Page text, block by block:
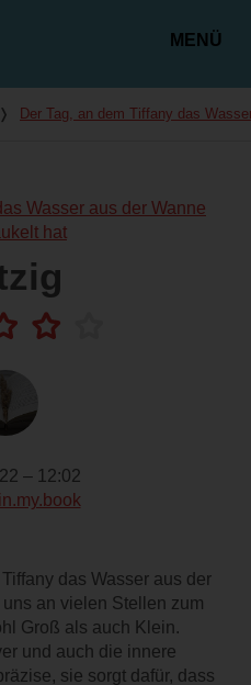
MENÜ
❭ Der Tag, an dem Tiffany das
Wasser aus der Wanne
hat
– 12:02
das Wasser aus der
an vielen Stellen zum
Groß als auch Klein.
und auch die innere
sie sorgt dafür, dass